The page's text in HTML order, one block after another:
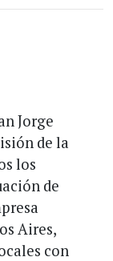
Jorge
de la
los
de
Aires,
con